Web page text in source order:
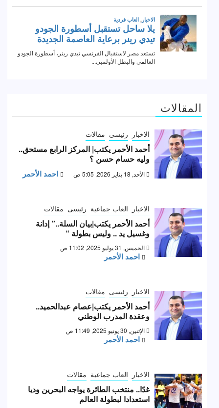
المقالات
الاخبار رئيسى مقالات
أحمد الأحمر يكتب| المركز الرابع مستحق..
وليه حسام حسن ؟
الأحد, 18 يناير 2026, 5:05 ص احمد الأحمر
الاخبار العاب جماعية رئيسى مقالات
أحمد الأحمر يكتب|بيان السلة..” إدانة
وغسيل يد .. وليس بطولة “
الخميس, 31 يوليو 2025, 11:02 ص
احمد الأحمر
الاخبار رئيسى مقالات
أحمد الأحمر يكتب|عصام عبدالحميد..
وعقدة المدرب الوطني
الإثنين, 30 يونيو 2025, 11:49 ص
احمد الأحمر
الاخبار العاب جماعية مقالات
غدًا.. منتخب الطائرة يواجه البحرين وديا
استعدادا لبطولة العالم